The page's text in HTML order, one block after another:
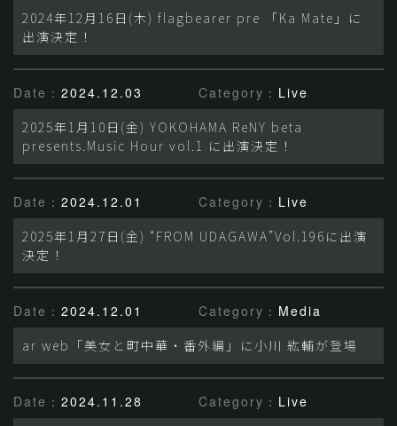
2024年12月16日(木) flagbearer pre 「Ka Mate」に
出演決定！
Date： 2024.12.03 Category： Live
2025年1月10日(金) YOKOHAMA ReNY beta
presents.Music Hour vol.1 に出演決定！
Date： 2024.12.01 Category： Live
2025年1月27日(金) “FROM UDAGAWA”Vol.196に出演
決定！
Date： 2024.12.01 Category： Media
ar web「美女と町中華・番外編」に小川 紘輔が登場
Date： 2024.11.28 Category： Live